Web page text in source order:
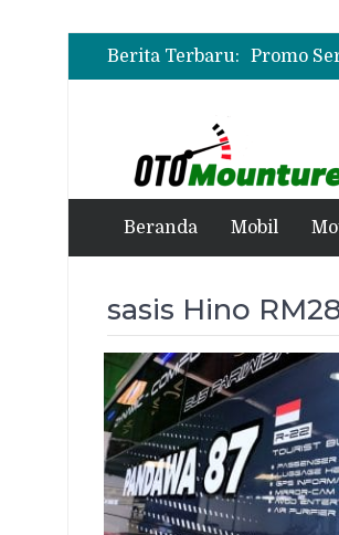
Berita Terbaru:
Beranda Mobil
sasis Hino